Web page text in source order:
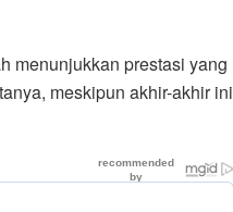
menunjukkan prestasi yang
meskipun akhir-akhir ini